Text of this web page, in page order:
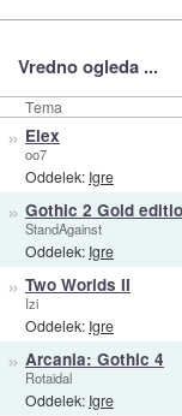
Vredno ogleda ...
Tema
» Elex
oo7
Oddelek: Igre
» Gothic 2 Gold
StandAgainst
Oddelek: Igre
» Two Worlds II
Izi
Oddelek: Igre
» Arcania: Gothic 4
Rotaidal
Oddelek: Igre